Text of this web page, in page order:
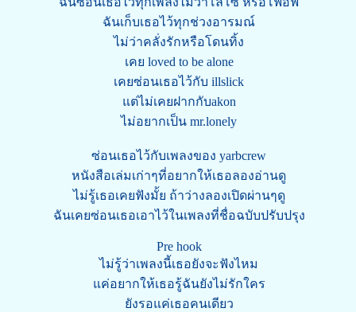
ฉันเก็บเธอไว้ทุกช่วงอารมณ์
ไม่ว่าคลั่งรักหรือโดนทิ้ง
เคย loved to be alone
เคยซ่อนเธอไว้กับ illslick
แต่ไม่เคยฝากกับakon
ไม่อยากเป็น mr.lonely
ซ่อนเธอไว้กับเพลงของ yarbcrew
หนังสือเล่มเก่าๆที่อยากให้เธอลองอ่านดู
ไม่รู้เธอเคยฟังมั้ย ถ้าว่างลองเปิดผ่านๆดู
ฉันเคยซ่อนเธอเอาไว้ในเพลงที่ชื่อฉบับปรับปรุง
Pre hook
ไม่รู้ว่าเพลงนี้เธอยังจะฟังไหม
แค่อยากให้เธอรู้ฉันยังไม่รักใคร
ยังรอแค่เธอคนเดียว